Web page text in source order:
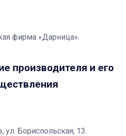
фирма «Дарница».
производителя и его
ул. Бориспольская, 13.